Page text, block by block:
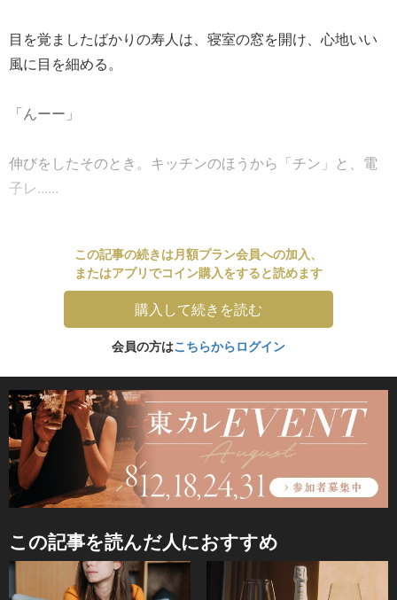
目を覚ましたばかりの寿人は、寝室の窓を開け、心地いい
風に目を細める。
「んーー」
伸びをしたそのとき。キッチンのほうから「チン」と、電
子レ......
この記事の続きは月額プラン会員への加入、
またはアプリでコイン購入をすると読めます
購入して続きを読む
会員の方はこちらからログイン
この記事を読んだ人におすすめ